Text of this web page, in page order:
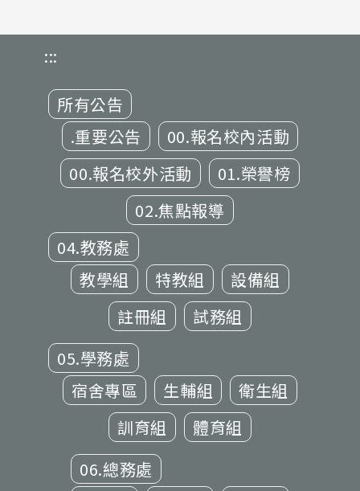
:::
所有公告
.重要公告
00.報名校內活動
00.報名校外活動
01.榮譽榜
02.焦點報導
04.教務處
教學組
特教組
設備組
註冊組
試務組
05.學務處
宿舍專區
生輔組
衛生組
訓育組
體育組
06.總務處